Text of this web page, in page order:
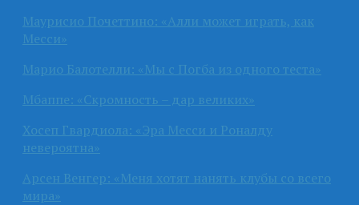
Маурисио Почеттино: «Алли может играть, как
Месси»
Марио Балотелли: «Мы с Погба из одного теста»
Мбаппе: «Скромность – дар великих»
Хосеп Гвардиола: «Эра Месси и Роналду
невероятна»
Арсен Венгер: «Меня хотят нанять клубы со всего
мира»